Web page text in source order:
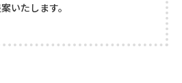
いたします。